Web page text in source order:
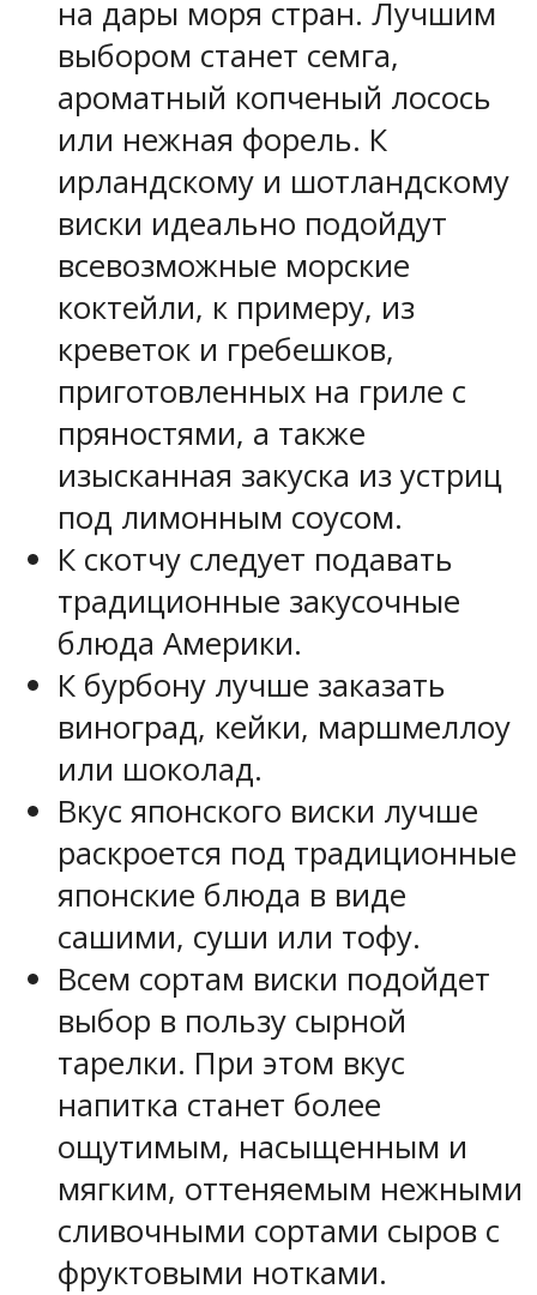
на дары моря стран. Лучшим
выбором станет семга,
ароматный копченый лосось
или нежная форель. К
ирландскому и шотландскому
виски идеально подойдут
всевозможные морские
коктейли, к примеру, из
креветок и гребешков,
приготовленных на гриле с
пряностями, а также
изысканная закуска из устриц
под лимонным соусом.
К скотчу следует подавать
традиционные закусочные
блюда Америки.
К бурбону лучше заказать
виноград, кейки, маршмеллоу
или шоколад.
Вкус японского виски лучше
раскроется под традиционные
японские блюда в виде
сашими, суши или тофу.
Всем сортам виски подойдет
выбор в пользу сырной
тарелки. При этом вкус
напитка станет более
ощутимым, насыщенным и
мягким, оттеняемым нежными
сливочными сортами сыров с
фруктовыми нотками.